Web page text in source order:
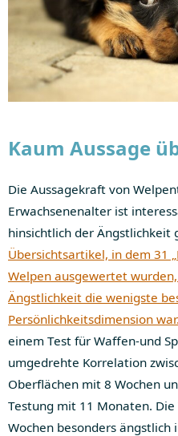
Kaum Aussage
Die Aussagekraft von
Erwachsenenalter ist
hinsichtlich der Ängstlichkeit
Übersichtsartikel, in dem 31
Welpen ausgewertet
Ängstlichkeit die wenigste
Persönlichkeitsdimension war.
einem Test für Waffen-und
umgedrehte Korrelation
Oberflächen mit 8 Wochen
Testung mit 11 Monaten.
Wochen besonders